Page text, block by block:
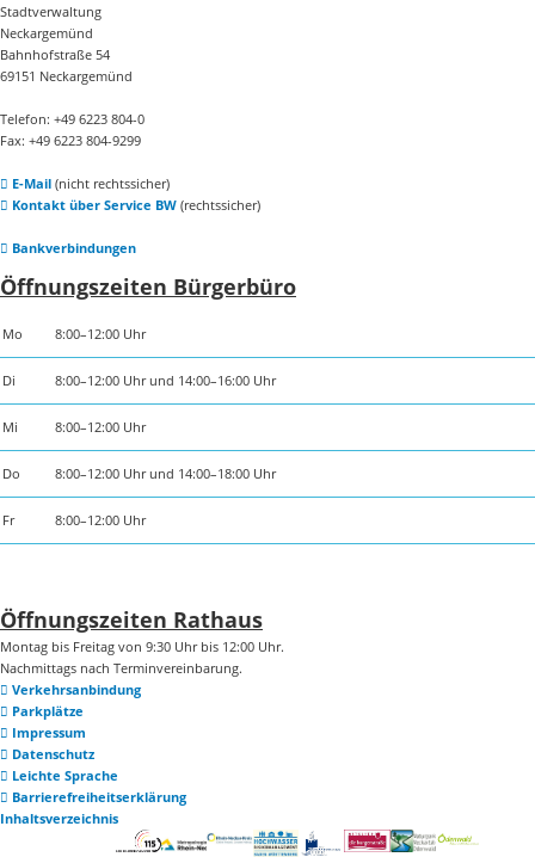
Stadtverwaltung
Neckargemünd
Bahnhofstraße 54
69151 Neckargemünd
Telefon: +49 6223 804-0
Fax: +49 6223 804-9299
E-Mail(nicht rechtssicher)
Kontakt über Service BW(rechtssicher)
Bankverbindungen
Öffnungszeiten Bürgerbüro
Mo 8:00–12:00 Uhr
Di 8:00–12:00 Uhr und 14:00–16:00 Uhr
Mi 8:00–12:00 Uhr
Do 8:00–12:00 Uhr und 14:00–18:00 Uhr
Fr 8:00–12:00 Uhr
Öffnungszeiten Rathaus
Montag bis Freitag von 9:30 Uhr bis 12:00 Uhr.
Nachmittags nach Terminvereinbarung.
Verkehrsanbindung
Parkplätze
Impressum
Datenschutz
Leichte Sprache
Barrierefreiheitserklärung
Inhaltsverzeichnis